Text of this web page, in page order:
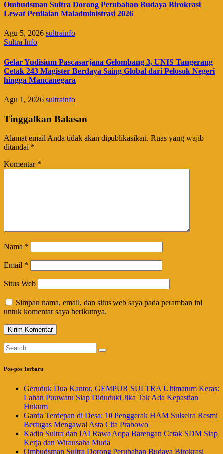
Ombudsman Sultra Dorong Perubahan Budaya Birokrasi
Lewat Penilaian Maladministrasi 2026
Agu 5, 2026 sultrainfo
Sultra Info
Gelar Yudisium Pascasarjana Gelombang 3, UNIS Tangerang
Cetak 243 Magister Berdaya Saing Global dari Pelosok Negeri
hingga Mancanegara
Agu 1, 2026 sultrainfo
Tinggalkan Balasan
Alamat email Anda tidak akan dipublikasikan. Ruas yang wajib
ditandai *
Komentar *
Nama *
Email *
Situs Web
Simpan nama, email, dan situs web saya pada peramban ini
untuk komentar saya berikutnya.
Pos-pos Terbaru
Geruduk Dua Kantor, GEMPUR SULTRA Ultimatum Keras:
Lahan Puuwatu Siap Diduduki Jika Tak Ada Kepastian
Hukum
Garda Terdepan di Desa: 10 Penggerak HAM Sulselra Resmi
Bertugas Mengawal Asta Cita Prabowo
Kadin Sultra dan IAI Rawa Aopa Barengan Cetak SDM Siap
Kerja dan Wirausaha Muda
Ombudsman Sultra Dorong Perubahan Budaya Birokrasi